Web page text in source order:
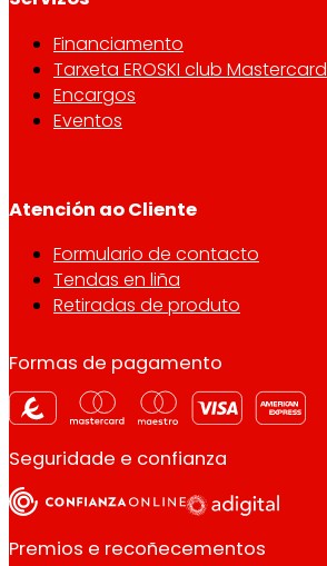
Financiamento
Tarxeta EROSKI club Mastercard
Encargos
Eventos
Atención ao Cliente
Formulario de contacto
Tendas en liña
Retiradas de produto
Formas de pagamento
Seguridade e confianza
Premios e recoñecementos